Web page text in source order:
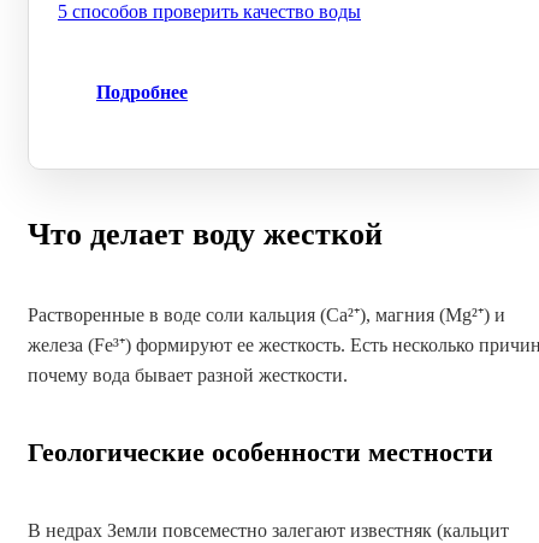
5 способов проверить качество воды
Подробнее
Что делает воду жесткой
Растворенные в воде соли кальция (Ca²⁺), магния (Mg²⁺) и
железа (Fe³⁺) формируют ее жесткость. Есть несколько
почему вода бывает разной жесткости.
Геологические особенности местности
В недрах Земли повсеместно залегают известняк (кальцит